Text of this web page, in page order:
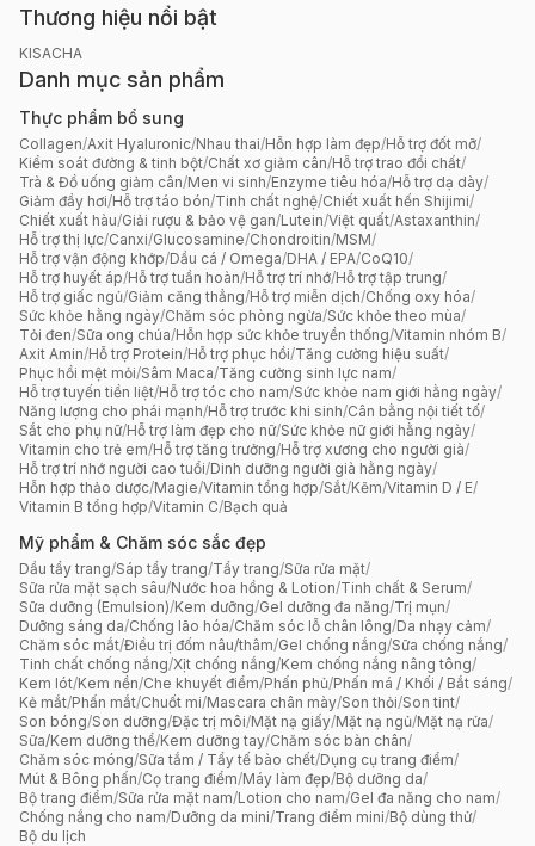
Thương hiệu nổi bật
KISACHA
Danh mục sản phẩm
Thực phẩm bổ sung
Collagen/Axit Hyaluronic/Nhau thai/Hỗn hợp làm đẹp/Hỗ trợ đốt mỡ/
Kiểm soát đường & tinh bột/Chất xơ giảm cân/Hỗ trợ trao đổi chất/
Trà & Đồ uống giảm cân/Men vi sinh/Enzyme tiêu hóa/Hỗ trợ dạ dày/
Giảm đầy hơi/Hỗ trợ táo bón/Tinh chất nghệ/Chiết xuất hến Shijimi/
Chiết xuất hàu/Giải rượu & bảo vệ gan/Lutein/Việt quất/Astaxanthin/
Hỗ trợ thị lực/Canxi/Glucosamine/Chondroitin/MSM/
Hỗ trợ vận động khớp/Dầu cá / Omega/DHA / EPA/CoQ10/
Hỗ trợ huyết áp/Hỗ trợ tuần hoàn/Hỗ trợ trí nhớ/Hỗ trợ tập trung/
Hỗ trợ giấc ngủ/Giảm căng thẳng/Hỗ trợ miễn dịch/Chống oxy hóa/
Sức khỏe hằng ngày/Chăm sóc phòng ngừa/Sức khỏe theo mùa/
Tỏi đen/Sữa ong chúa/Hỗn hợp sức khỏe truyền thống/Vitamin nhóm B/
Axit Amin/Hỗ trợ Protein/Hỗ trợ phục hồi/Tăng cường hiệu suất/
Phục hồi mệt mỏi/Sâm Maca/Tăng cường sinh lực nam/
Hỗ trợ tuyến tiền liệt/Hỗ trợ tóc cho nam/Sức khỏe nam giới hằng ngày/
Năng lượng cho phái mạnh/Hỗ trợ trước khi sinh/Cân bằng nội tiết tố/
Sắt cho phụ nữ/Hỗ trợ làm đẹp cho nữ/Sức khỏe nữ giới hằng ngày/
Vitamin cho trẻ em/Hỗ trợ tăng trưởng/Hỗ trợ xương cho người già/
Hỗ trợ trí nhớ người cao tuổi/Dinh dưỡng người già hằng ngày/
Hỗn hợp thảo dược/Magie/Vitamin tổng hợp/Sắt/Kẽm/Vitamin D / E/
Vitamin B tổng hợp/Vitamin C/Bạch quả
Mỹ phẩm & Chăm sóc sắc đẹp
Dầu tẩy trang/Sáp tẩy trang/Tẩy trang/Sữa rửa mặt/
Sữa rửa mặt sạch sâu/Nước hoa hồng & Lotion/Tinh chất & Serum/
Sữa dưỡng (Emulsion)/Kem dưỡng/Gel dưỡng đa năng/Trị mụn/
Dưỡng sáng da/Chống lão hóa/Chăm sóc lỗ chân lông/Da nhạy cảm/
Chăm sóc mắt/Điều trị đốm nâu/thâm/Gel chống nắng/Sữa chống nắng/
Tinh chất chống nắng/Xịt chống nắng/Kem chống nắng nâng tông/
Kem lót/Kem nền/Che khuyết điểm/Phấn phủ/Phấn má / Khối / Bắt sáng/
Kẻ mắt/Phấn mắt/Chuốt mi/Mascara chân mày/Son thỏi/Son tint/
Son bóng/Son dưỡng/Đặc trị môi/Mặt nạ giấy/Mặt nạ ngủ/Mặt nạ rửa/
Sữa/Kem dưỡng thể/Kem dưỡng tay/Chăm sóc bàn chân/
Chăm sóc móng/Sữa tắm / Tẩy tế bào chết/Dụng cụ trang điểm/
Mút & Bông phấn/Cọ trang điểm/Máy làm đẹp/Bộ dưỡng da/
Bộ trang điểm/Sữa rửa mặt nam/Lotion cho nam/Gel đa năng cho nam/
Chống nắng cho nam/Dưỡng da mini/Trang điểm mini/Bộ dùng thử/
Bộ du lịch